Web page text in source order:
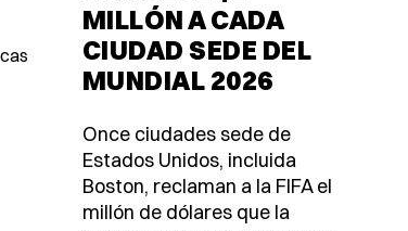
MILLÓN A CADA
CIUDAD SEDE DEL
MUNDIAL 2026
Once ciudades sede de
Estados Unidos, incluida
Boston, reclaman a la FIFA el
millón de dólares que la